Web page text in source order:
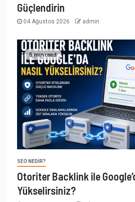
Güçlendirin
04 Ağustos 2026 admin
5 min read
SEO NEDIR?
Otoriter Backlink ile
Yükselirsiniz?